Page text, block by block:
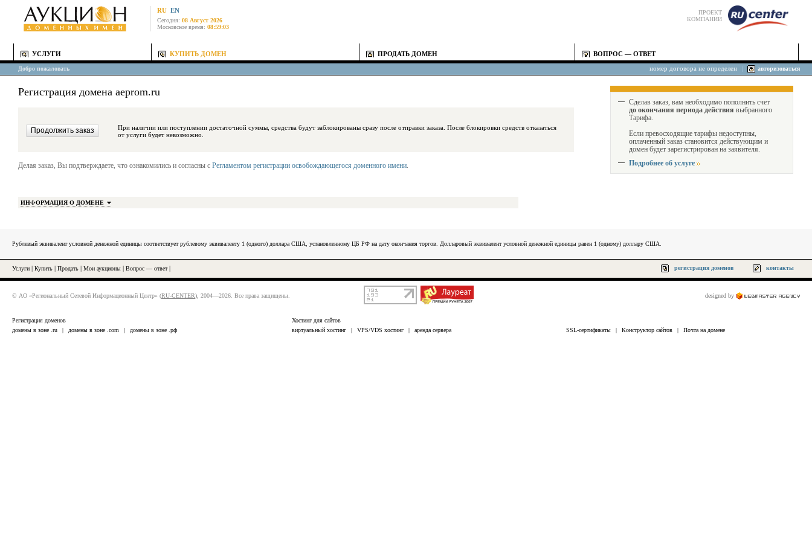
RU EN
Сегодня: 08 Август 2026
Московское время: 08:59:03
ПРОЕКТ
КОМПАНИИ
УСЛУГИ КУПИТЬ ДОМЕН ПРОДАТЬ ДОМЕН ВОПРОС — ОТВЕТ
Добро пожаловать номер договора не определен авторизоваться
Регистрация домена aeprom.ru
При наличии или поступлении достаточной суммы, средства будут заблокированы сразу после отправки заказа. После блокировки средств отказаться
от услуги будет невозможно.
Делая заказ, Вы подтверждаете, что ознакомились и согласны с Регламентом регистрации освобождающегося доменного имени.
ИНФОРМАЦИЯ О ДОМЕНЕ
Сделав заказ, вам необходимо пополнить счет
до окончания периода действия выбранного
Тарифа.
Если превосходящие тарифы недоступны,
оплаченный заказ становится действующим и
домен будет зарегистрирован на заявителя.
Подробнее об услуге
Рублевый эквивалент условной денежной единицы соответствует рублевому эквиваленту 1 (одного) доллара США, установленному ЦБ РФ на дату окончания торгов. Долларовый эквивалент условной денежной единицы равен 1 (одному) доллару США.
Услуги Купить Продать Мои аукционы Вопрос — ответ| регистрация доменов контакты
© АО «Региональный Сетевой Информационный Центр» (RU-CENTER), 2004—2026. Все права защищены. designed by
Регистрация доменов
домены в зоне .ru
| домены в зоне .com | домены в зоне .рф
Хостинг для сайтов
виртуальный хостинг
| VPS/VDS хостинг | аренда сервера SSL-сертификаты | Конструктор сайтов | Почта на домене